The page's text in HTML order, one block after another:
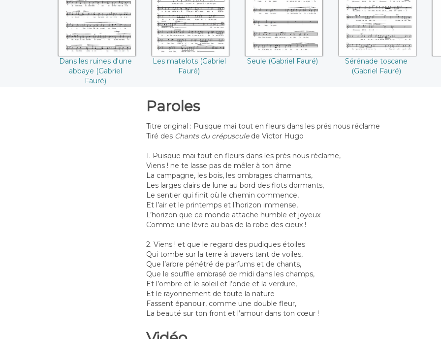
((Gabriel Fauré))
Dans les ruines d'une
abbaye (Gabriel
Fauré)
Les matelots (Gabriel
Fauré)
Seule (Gabriel Fauré)
Sérénade toscane
(Gabriel Fauré)
Paroles
Titre original : Puisque mai tout en fleurs dans les prés nous réclame
Tiré des Chants du crépusculede Victor Hugo
1. Puisque mai tout en fleurs dans les prés nous réclame,
Viens ! ne te lasse pas de mêler à ton âme
La campagne, les bois, les ombrages charmants,
Les larges clairs de lune au bord des flots dormants,
Le sentier qui finit où le chemin commence,
Et l’air et le printemps et l’horizon immense,
L’horizon que ce monde attache humble et joyeux
Comme une lèvre au bas de la robe des cieux !
2. Viens ! et que le regard des pudiques étoiles
Qui tombe sur la terre à travers tant de voiles,
Que l’arbre pénétré de parfums et de chants,
Que le souffle embrasé de midi dans les champs,
Et l’ombre et le soleil et l’onde et la verdure,
Et le rayonnement de toute la nature
Fassent épanouir, comme une double fleur,
La beauté sur ton front et l’amour dans ton cœur !